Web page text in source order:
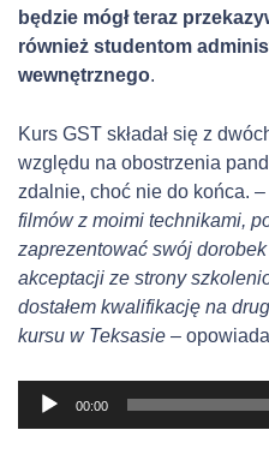
będzie mógł teraz
również studentom
wewnętrznego.
Kurs GST składał się z
względu na obostrzenia
zdalnie, choć nie do końca. –
filmów z moimi technikami,
zaprezentować swój
akceptacji ze strony
dostałem kwalifikację na
kursu w Teksasie –
d
00:00